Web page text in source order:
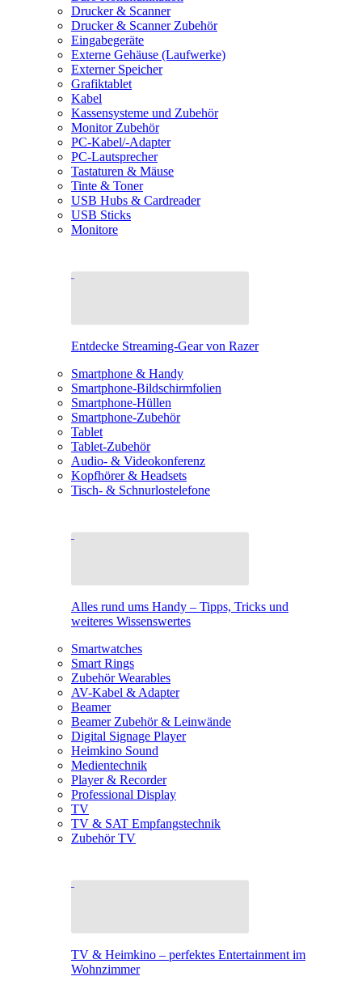
Drucker & Scanner
Drucker & Scanner Zubehör
Eingabegeräte
Externe Gehäuse (Laufwerke)
Externer Speicher
Grafiktablet
Kabel
Kassensysteme und Zubehör
Monitor Zubehör
PC-Kabel/-Adapter
PC-Lautsprecher
Tastaturen & Mäuse
Tinte & Toner
USB Hubs & Cardreader
USB Sticks
Monitore
Entdecke Streaming-Gear von Razer
Smartphone & Handy
Smartphone-Bildschirmfolien
Smartphone-Hüllen
Smartphone-Zubehör
Tablet
Tablet-Zubehör
Audio- & Videokonferenz
Kopfhörer & Headsets
Tisch- & Schnurlostelefone
Alles rund ums Handy – Tipps, Tricks und
weiteres Wissenswertes
Smartwatches
Smart Rings
Zubehör Wearables
AV-Kabel & Adapter
Beamer
Beamer Zubehör & Leinwände
Digital Signage Player
Heimkino Sound
Medientechnik
Player & Recorder
Professional Display
TV
TV & SAT Empfangstechnik
Zubehör TV
TV & Heimkino – perfektes Entertainment im
Wohnzimmer